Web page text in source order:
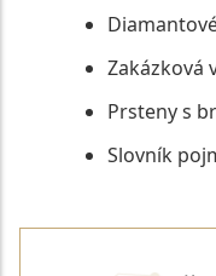
Zakázková
Prsteny s
Slovník